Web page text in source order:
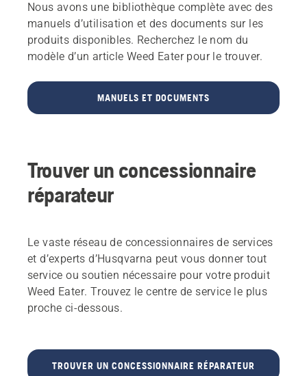
Nous avons une bibliothèque complète avec des
manuels d’utilisation et des documents sur les
produits disponibles. Recherchez le nom du
modèle d’un article Weed Eater pour le trouver.
MANUELS ET DOCUMENTS
Trouver un concessionnaire
réparateur
Le vaste réseau de concessionnaires de services
et d’experts d’Husqvarna peut vous donner tout
service ou soutien nécessaire pour votre produit
Weed Eater. Trouvez le centre de service le plus
proche ci-dessous.
TROUVER UN CONCESSIONNAIRE RÉPARATEUR